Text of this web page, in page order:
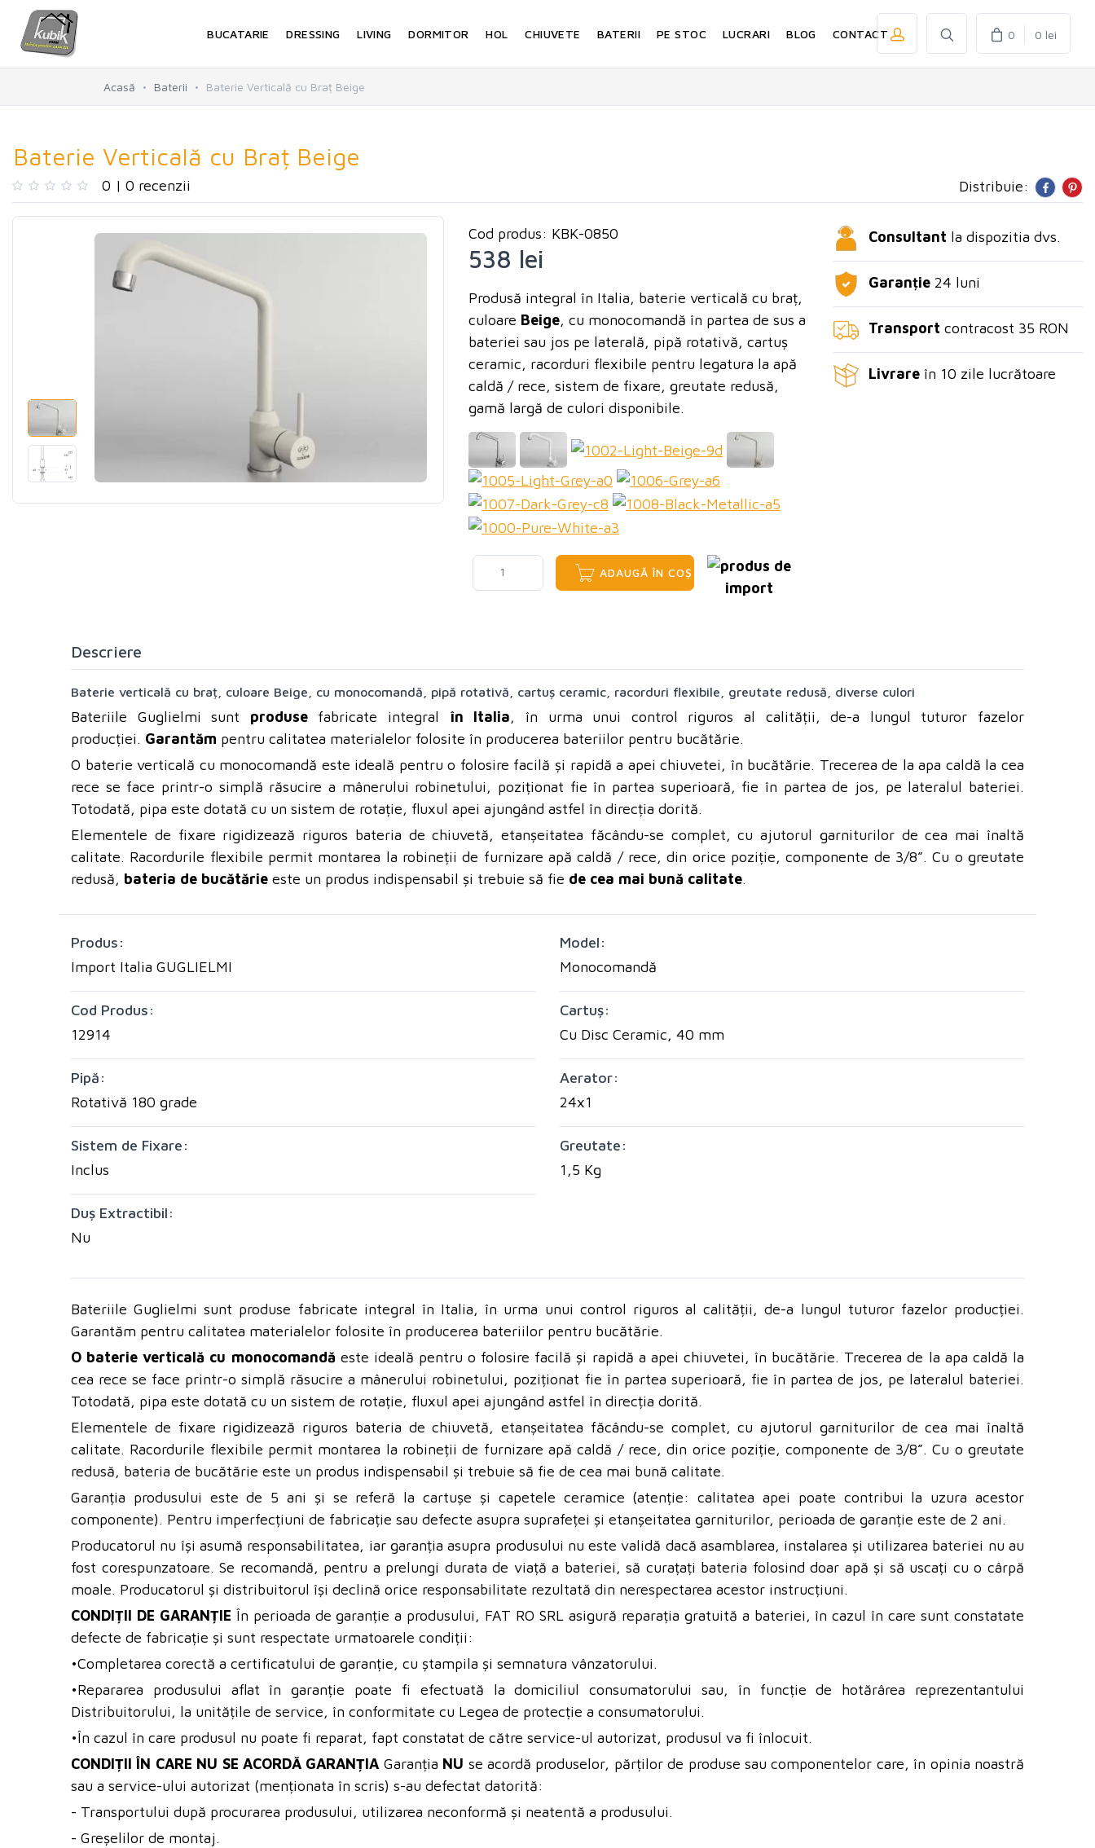
BUCATARIE DRESSING LIVING DORMITOR HOL CHIUVETE BATERII PE STOC LUCRARI BLOG CONTACT 0 0 lei
Acasă Baterii Baterie Verticală cu Braț Beige
Baterie Verticală cu Braț Beige
0 | 0 recenzii Distribuie:
Cod produs: KBK-0850
538 lei
Produsă integral în Italia, baterie verticală cu braț,
culoare Beige, cu monocomandă în partea de sus a
bateriei sau jos pe laterală, pipă rotativă, cartuș
ceramic, racorduri flexibile pentru legatura la apă
caldă / rece, sistem de fixare, greutate redusă,
gamă largă de culori disponibile.
ADAUGĂ ÎN COȘ
Consultant la dispozitia dvs.
Garanție 24 luni
Transport contracost 35 RON
Livrare în 10 zile lucrătoare
Descriere
Baterie verticală cu braț, culoare Beige, cu monocomandă, pipă rotativă, cartuș ceramic, racorduri flexibile, greutate redusă, diverse culori
Bateriile Guglielmi sunt produse fabricate integral în Italia, în urma unui control riguros al calității, de-a lungul tuturor fazelor
producției. Garantăm pentru calitatea materialelor folosite în producerea bateriilor pentru bucătărie.
O baterie verticală cu monocomandă este ideală pentru o folosire facilă și rapidă a apei chiuvetei, în bucătărie. Trecerea de la apa caldă la cea
rece se face printr-o simplă răsucire a mânerului robinetului, poziționat fie în partea superioară, fie în partea de jos, pe lateralul bateriei.
Totodată, pipa este dotată cu un sistem de rotație, fluxul apei ajungând astfel în direcția dorită.
Elementele de fixare rigidizează riguros bateria de chiuvetă, etanșeitatea făcându-se complet, cu ajutorul garniturilor de cea mai înaltă
calitate. Racordurile flexibile permit montarea la robineții de furnizare apă caldă / rece, din orice poziție, componente de 3/8”. Cu o greutate
redusă, bateria de bucătărie este un produs indispensabil și trebuie să fie de cea mai bună calitate.
Produs:
Import Italia GUGLIELMI
Model:
Monocomandă
Cod Produs:
12914
Cartuș:
Cu Disc Ceramic, 40 mm
Pipă:
Rotativă 180 grade
Aerator:
24x1
Sistem de Fixare:
Inclus
Greutate:
1,5 Kg
Duș Extractibil:
Nu
Bateriile Guglielmi sunt produse fabricate integral în Italia, în urma unui control riguros al calității, de-a lungul tuturor fazelor producției.
Garantăm pentru calitatea materialelor folosite în producerea bateriilor pentru bucătărie.
O baterie verticală cu monocomandăeste ideală pentru o folosire facilă și rapidă a apei chiuvetei, în bucătărie. Trecerea de la apa caldă la
cea rece se face printr-o simplă răsucire a mânerului robinetului, poziționat fie în partea superioară, fie în partea de jos, pe lateralul bateriei.
Totodată, pipa este dotată cu un sistem de rotație, fluxul apei ajungând astfel în direcția dorită.
Elementele de fixare rigidizează riguros bateria de chiuvetă, etanșeitatea făcându-se complet, cu ajutorul garniturilor de cea mai înaltă
calitate. Racordurile flexibile permit montarea la robineții de furnizare apă caldă / rece, din orice poziție, componente de 3/8”. Cu o greutate
redusă, bateria de bucătărie este un produs indispensabil și trebuie să fie de cea mai bună calitate.
Garanția produsului este de 5 ani și se referă la cartușe și capetele ceramice (atenție:
calitatea apei poate contribui la uzura acestor
componente). Pentru imperfecțiuni de fabricație sau defecte asupra suprafeței și etanșeitatea garniturilor, perioada de garanție este de 2 ani.
Producatorul nu își asumă responsabilitatea, iar garanția asupra produsului nu este validă dacă asamblarea, instalarea și utilizarea bateriei nu au
fost corespunzatoare. Se recomandă, pentru a prelungi durata de viață a bateriei, să curațați bateria folosind doar apă și să uscați cu o cârpă
moale. Producatorul și distribuitorul își declină orice responsabilitate rezultată din nerespectarea acestor instrucțiuni.
CONDIȚII DE GARANȚIE În perioada de garanție a produsului, FAT RO SRL asigură reparația gratuită a bateriei, în cazul în care sunt constatate
defecte de fabricație și sunt respectate urmatoarele condiții:
•Completarea corectă a certificatului de garanție, cu ștampila și semnatura vânzatorului.
•Repararea produsului aflat în garanție poate fi efectuată la domiciliul consumatorului sau, în funcție de hotărârea reprezentantului
Distribuitorului, la unitățile de service, în conformitate cu Legea de protecție a consumatorului.
•În cazul în care produsul nu poate fi reparat, fapt constatat de către service-ul autorizat, produsul va fi înlocuit.
CONDIȚII ÎN CARE NU SE ACORDĂ GARANȚIA Garanția NU se acordă produselor, părților de produse sau componentelor care, în opinia noastră
sau a service-ului autorizat (menționata în scris) s-au defectat datorită:
- Transportului după procurarea produsului, utilizarea neconformă și neatentă a produsului.
- Greșelilor de montaj.